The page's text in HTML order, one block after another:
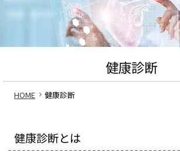
健康診断
HOME 健康診断
健康診断とは